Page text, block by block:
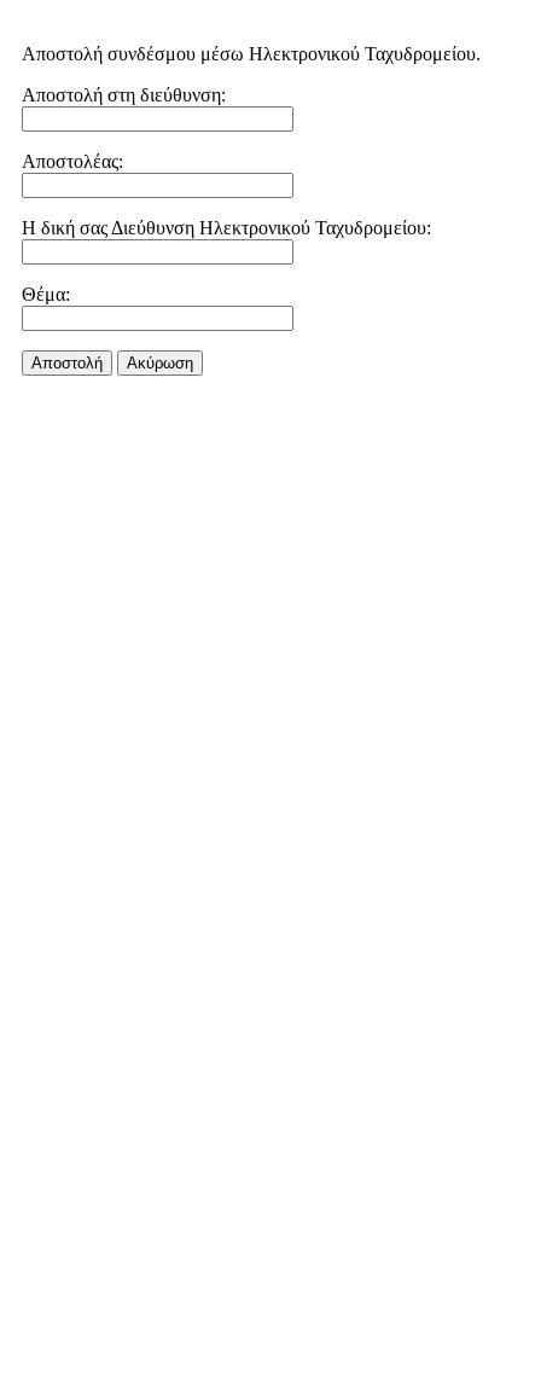
Αποστολή συνδέσμου μέσω Ηλεκτρονικού Ταχυδρομείου.
Αποστολή στη διεύθυνση:
Αποστολέας:
Η δική σας Διεύθυνση Ηλεκτρονικού Ταχυδρομείου:
Θέμα:
Αποστολή Aκύρωση